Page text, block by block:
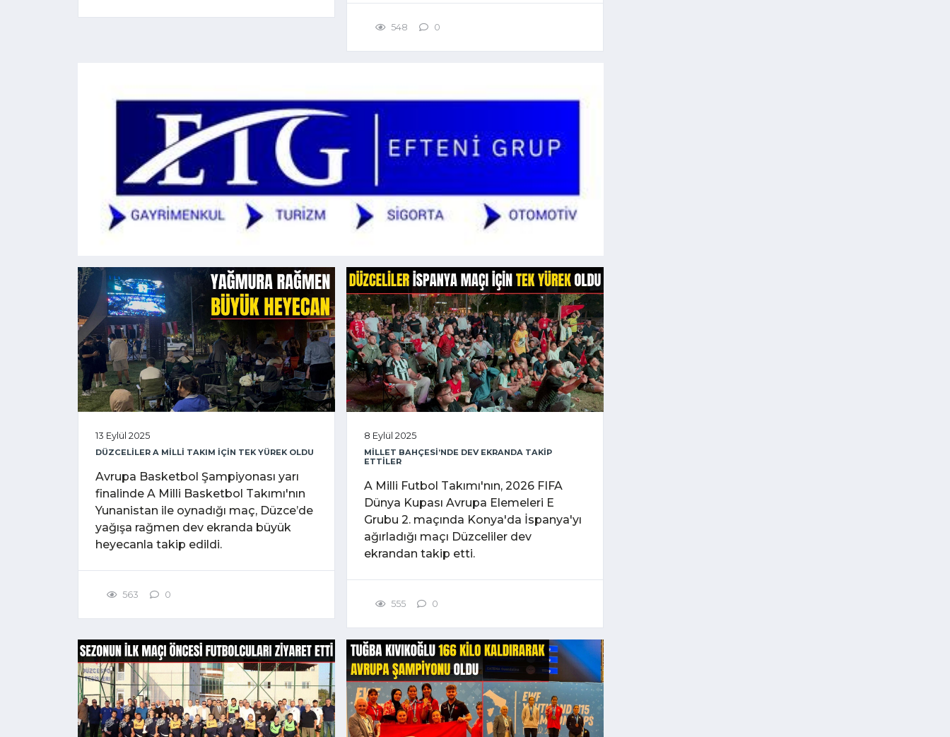
548 0
13 Eylül 2025
DÜZCELİLER A MİLLİ TAKIM İÇİN TEK YÜREK OLDU
Avrupa Basketbol Şampiyonası yarı
finalinde A Milli Basketbol Takımı'nın
Yunanistan ile oynadığı maç, Düzce’de
yağışa rağmen dev ekranda büyük
heyecanla takip edildi.
563 0
8 Eylül 2025
MİLLET BAHÇESİ’NDE DEV EKRANDA TAKİP
ETTİLER
A Milli Futbol Takımı'nın, 2026 FIFA
Dünya Kupası Avrupa Elemeleri E
Grubu 2. maçında Konya'da İspanya'yı
ağırladığı maçı Düzceliler dev
ekrandan takip etti.
555 0